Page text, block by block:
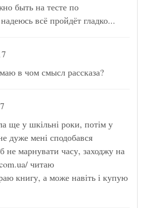
быть на тесте по
всё пройдёт гладко...
в чом смысл рассказа?
ще у шкільні роки, потім у
дуже мені сподобався
не марнувати часу, заходжу на
читаю
книгу, а може навіть і купую